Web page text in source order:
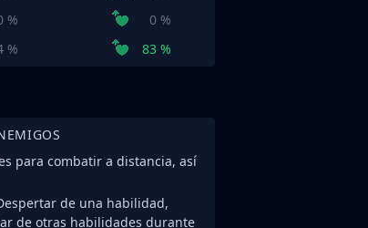
%
0 %
% 83 %
para combatir a distancia, así
de una habilidad,
de otras habilidades durante